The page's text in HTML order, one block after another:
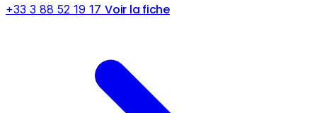
+33 3 88 52 19 17 Voir la fiche